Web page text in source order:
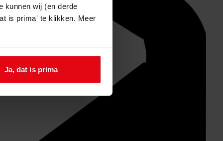
kunnen wij (en derde
is prima' te klikken. Meer
Ja, dat is prima